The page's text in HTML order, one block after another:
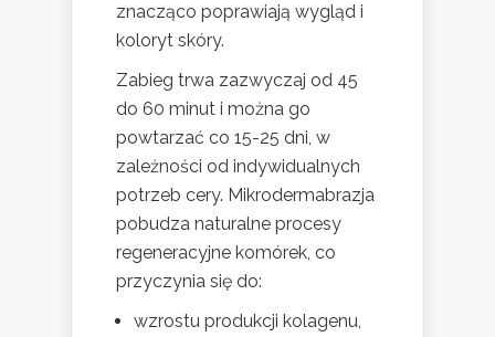
znacząco poprawiają wygląd i
koloryt skóry.
Zabieg trwa zazwyczaj od 45
do 60 minut i można go
powtarzać co 15-25 dni, w
zależności od indywidualnych
potrzeb cery. Mikrodermabrazja
pobudza naturalne procesy
regeneracyjne komórek, co
przyczynia się do:
wzrostu produkcji kolagenu,